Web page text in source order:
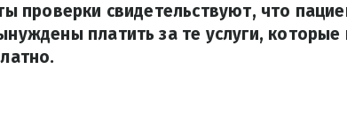
проверки свидетельствуют, что
платить за те услуги,